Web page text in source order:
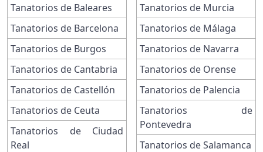
Tanatorios de Baleares
Tanatorios de Barcelona
Tanatorios de Burgos
Tanatorios de Cantabria
Tanatorios de Castellón
Tanatorios de Ceuta
Tanatorios de Ciudad
Real
Tanatorios de Murcia
Tanatorios de Málaga
Tanatorios de Navarra
Tanatorios de Orense
Tanatorios de Palencia
Tanatorios de
Pontevedra
Tanatorios de Salamanca